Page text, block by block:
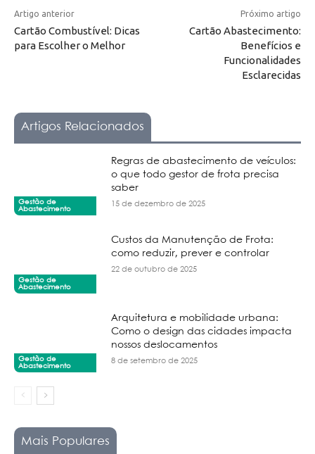
Artigo anterior
Cartão Combustível: Dicas
para Escolher o Melhor
Próximo artigo
Cartão Abastecimento:
Benefícios e
Funcionalidades
Esclarecidas
Artigos Relacionados
Gestão de
Abastecimento
Regras de abastecimento de veículos:
o que todo gestor de frota precisa
saber
15 de dezembro de 2025
Gestão de
Abastecimento
Custos da Manutenção de Frota:
como reduzir, prever e controlar
22 de outubro de 2025
Gestão de
Abastecimento
Arquitetura e mobilidade urbana:
Como o design das cidades impacta
nossos deslocamentos
8 de setembro de 2025
Mais Populares